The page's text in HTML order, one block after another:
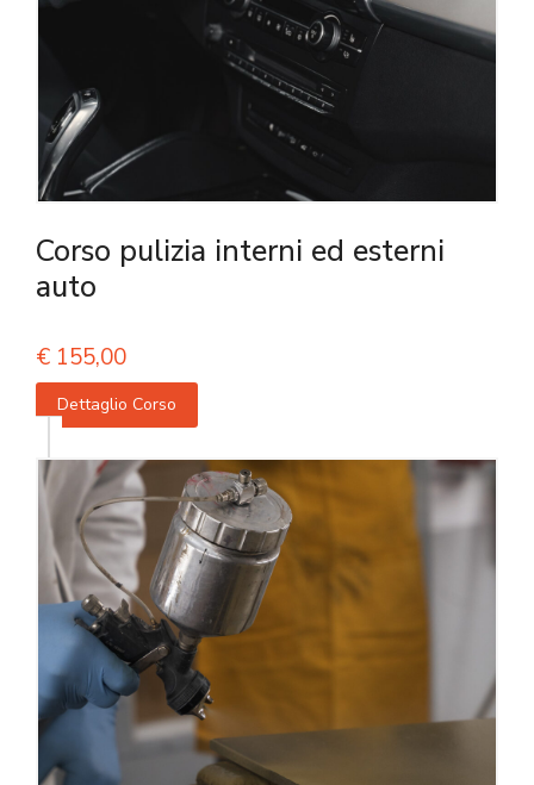
Corso pulizia interni ed esterni
auto
€ 155,00
Dettaglio Corso